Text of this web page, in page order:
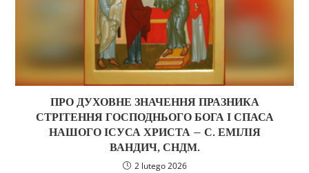
ПРО ДУХОВНЕ ЗНАЧЕННЯ ПРАЗНИКА
СТРІТЕННЯ ГОСПОДНЬОГО БОГА І СПАСА
НАШОГО ІСУСА ХРИСТА – С. ЕМІЛІЯ
ВАНДИЧ, СНДМ.
2 lutego 2026